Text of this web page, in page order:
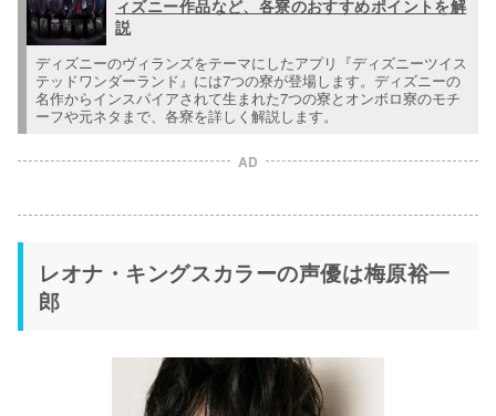
ィズニー作品など、各寮のおすすめポイントを解
説
ディズニーのヴィランズをテーマにしたアプリ『ディズニーツイス
テッドワンダーランド』には7つの寮が登場します。ディズニーの
名作からインスパイアされて生まれた7つの寮とオンボロ寮のモチ
ーフや元ネタまで、各寮を詳しく解説します。
AD
レオナ・キングスカラーの声優は梅原裕一
郎